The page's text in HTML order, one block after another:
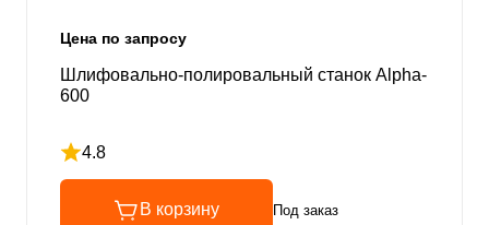
Цена по запросу
Шлифовально-полировальный станок Alpha-
600
4.8
Рейтинг 4.8 из 5
В корзину Под заказ